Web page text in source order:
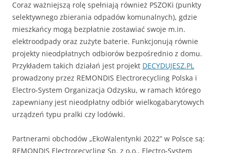
Coraz ważniejszą rolę spełniają również PSZOKi (punkty
selektywnego zbierania odpadów komunalnych), gdzie
mieszkańcy mogą bezpłatnie zostawiać swoje m.in.
elektroodpady oraz zużyte baterie. Funkcjonują równie
projekty nieodpłatnych odbiorów bezpośrednio z domu.
Przykładem takich działań jest projekt DECYDUJESZ.PL
prowadzony przez REMONDIS Electrorecycling Polska i
Electro-System Organizacja Odzysku, w ramach którego
zapewniany jest nieodpłatny odbiór wielkogabarytowych
urządzeń typu pralki czy lodówki.
Partnerami obchodów „EkoWalentynki 2022” w Polsce są:
REMONDIS Electrorecycling Sp. z o.o., Electro-System